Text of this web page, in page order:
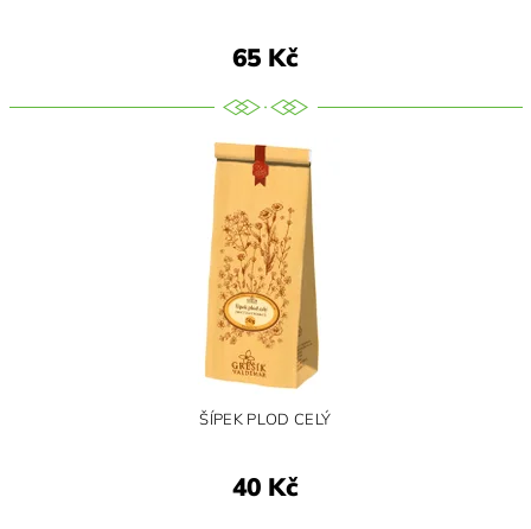
65 Kč
ŠÍPEK PLOD CELÝ
40 Kč